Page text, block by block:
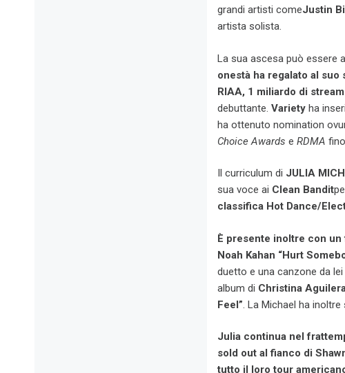
grandi artisti comeJustin
artista solista.
La sua ascesa può essere
onestà ha regalato al suo
RIAA, 1 miliardo di
debuttante. Variety ha
ha ottenuto nomination
Choice Awards e RDMA
Il curriculum di JULIA
sua voce ai Clean Bandit
classifica Hot Dance/
È presente inoltre con un
Noah Kahan “Hurt
duetto e una canzone da
album di Christina
Feel” . La Michael ha
Julia continua nel
sold out al fianco di
tutto il loro tour